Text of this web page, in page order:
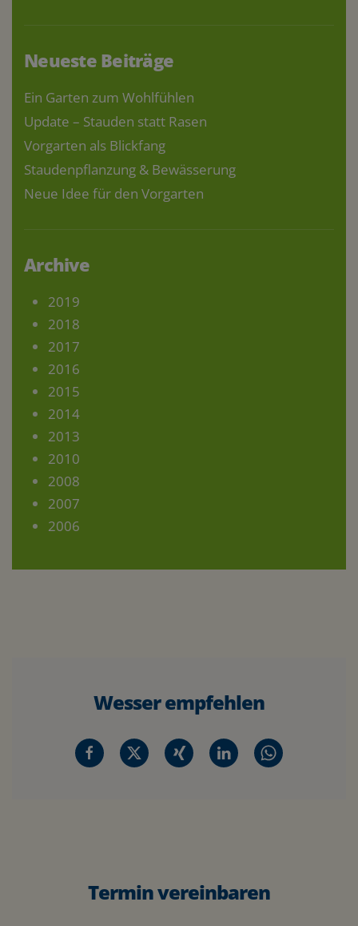
Neueste Beiträge
Ein Garten zum Wohlfühlen
Update – Stauden statt Rasen
Vorgarten als Blickfang
Staudenpflanzung & Bewässerung
Neue Idee für den Vorgarten
Archive
2019
2018
2017
2016
2015
2014
2013
2010
2008
2007
2006
Wesser empfehlen
Termin vereinbaren